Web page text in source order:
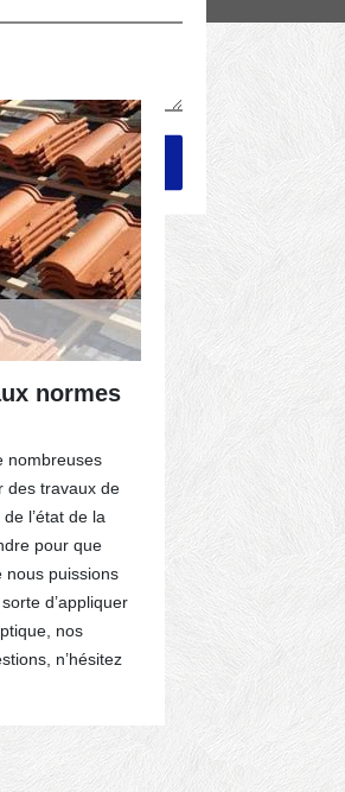
normes
nombreuses
des travaux de
l’état de la
pour que
nous puissions
d’appliquer
nos
n’hésitez
Felix
pas
Etes-vous à
Aeroport D
Couverture.
services au
rénovation
budgets.
aisément à
interventions